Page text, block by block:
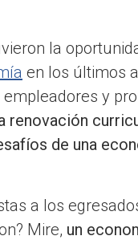
la
en los últimos
y
renovación
de una
a los
Mire, un